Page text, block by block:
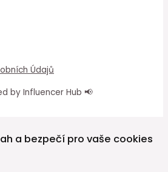
Údajů
by Influencer Hub 📢
a bezpečí pro vaše cookies